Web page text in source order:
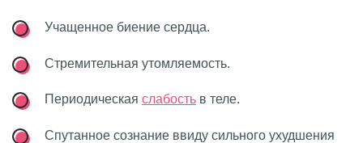
Учащенное биение сердца.
Стремительная утомляемость.
Периодическая слабость в теле.
Спутанное сознание ввиду сильного ухудшения